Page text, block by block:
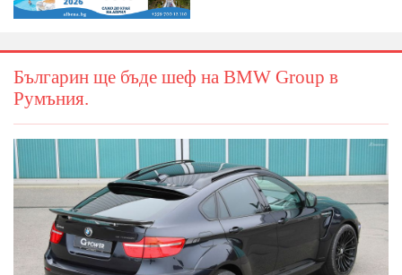
Българин ще бъде шеф на BMW Group в
Румъния.